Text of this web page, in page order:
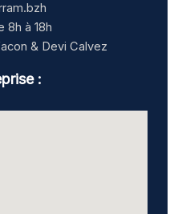
8h à 18h
& Devi Calvez
: